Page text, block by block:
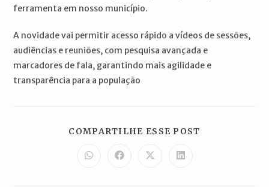
ferramenta em nosso município.
A novidade vai permitir acesso rápido a vídeos de sessões,
audiências e reuniões, com pesquisa avançada e
marcadores de fala, garantindo mais agilidade e
transparência para a população
COMPARTILHE ESSE POST
Abre
em
nova
Abre
em
nova
Abre
em
nova
Abre
em
nova